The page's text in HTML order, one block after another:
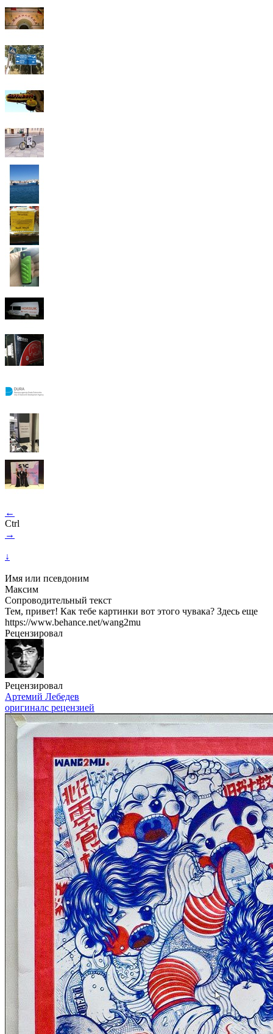
←
Ctrl
→
↓
Имя или псевдоним
Максим
Сопроводительный текст
Тем, привет! Как тебе картинки вот этого чувака? Здесь еще
https://www.behance.net/wang2mu
Рецензировал
Рецензировал
Артемий Лебедев
оригиналс рецензией